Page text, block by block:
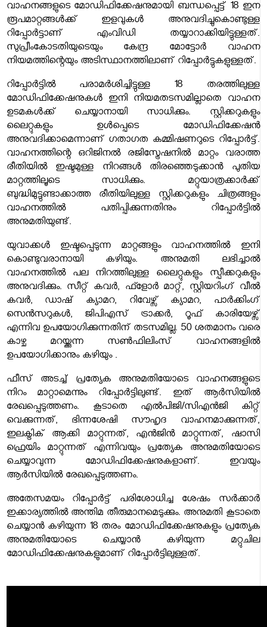
വാഹനങ്ങളുടെ മോഡിഫിക്കേഷനുമായി ബന്ധപ്പെട്ട് 18 ഇന
രൂപമാറ്റങ്ങൾക്ക് ഇളവുകൾ അനുവദിച്ചുകൊണ്ടുള്ള
റിപ്പോർട്ടാണ് എംവിഡി തയ്യാറാക്കിയിട്ടുള്ളത്.
സുപ്രീംകോടതിയുടെയും കേന്ദ്ര മോട്ടോർ വാഹന
നിയമത്തിന്റെയും അടിസ്ഥാനത്തിലാണ് റിപ്പോർട്ടുകളുള്ളത്.
റിപ്പോർട്ടിൽ പരാമർശിച്ചിട്ടുള്ള 18 തരത്തിലുള്ള
മോഡിഫിക്കേഷനുകൾ ഇനി നിയമതടസമില്ലാതെ വാഹന
ഉടമകൾക്ക് ചെയ്യാനായി സാധിക്കും. സ്റ്റിക്കറുകളും
ലൈറ്റുകളും ഉൾപ്പെടെ മോഡിഫിക്കേഷൻ
അനുവദിക്കാമെന്നാണ് ഗതാഗത കമ്മിഷണറുടെ റിപ്പോർട്ട്.
വാഹനത്തിന്റെ ഒറിജിനൽ രജിസ്ട്രേഷനിൽ മാറ്റം വരാത്ത
രീതിയിൽ ഇഷ്ടമുള്ള നിറങ്ങൾ തിരഞ്ഞെടുക്കാൻ പുതിയ
മാറ്റത്തിലൂടെ സാധിക്കും. മറ്റുയാത്രക്കാർക്ക്
ബുദ്ധിമുട്ടുണ്ടാക്കാത്ത രീതിയിലുള്ള സ്റ്റിക്കറുകളും ചിത്രങ്ങളും
വാഹനത്തിൽ പതിപ്പിക്കുന്നതിനും റിപ്പോർട്ടിൽ
അനുമതിയുണ്ട്.
യുവാക്കൾ ഇഷ്ടപ്പെടുന്ന മാറ്റങ്ങളും വാഹനത്തിൽ ഇനി
കൊണ്ടുവരാനായി കഴിയും. അനുമതി ലഭിച്ചാൽ
വാഹനത്തിൽ പല നിറത്തിലുള്ള ലൈറ്റുകളും സ്പീക്കറുകളും
അനുവദിക്കും. സീറ്റ് കവർ, ഫ്ളോർ മാറ്റ്, സ്റ്റിയറിംഗ് വീൽ
കവർ, ഡാഷ് ക്യാമറ, റിവേഴ്സ് ക്യാമറ, പാർക്കിംഗ്
സെൻസറുകൾ, ജിപിഎസ് ട്രാക്കർ, റൂഫ് കാരിയേഴ്സ്
എന്നിവ ഉപയോഗിക്കുന്നതിന് തടസമില്ല. 50 ശതമാനം വരെ
കാഴ്ച മറയ്ക്കുന്ന സൺഫിലിംസ് വാഹനങ്ങളിൽ
ഉപയോഗിക്കാനും കഴിയും .
ഫീസ് അടച്ച് പ്രത്യേക അനുമതിയോടെ വാഹനങ്ങളുടെ
നിറം മാറ്റാമെന്നും റിപ്പോർട്ടിലുണ്ട്. ഇത് ആർസിയിൽ
രേഖപ്പെടുത്തണം. കൂടാതെ എൽപിജി/സിഎൻജി കിറ്റ്
വെക്കുന്നത്, ഭിന്നശേഷി സൗഹൃദ വാഹനമാക്കുന്നത്,
ഇലക്ട്രിക് ആക്കി മാറ്റുന്നത്, എൻജിൻ മാറ്റുന്നത്, ഷാസി
ഫ്രെയിം മാറ്റുന്നത് എന്നിവയും പ്രത്യേക അനുമതിയോടെ
ചെയ്യാവുന്ന മോഡിഫിക്കേഷനുകളാണ്. ഇവയും
ആർസിയിൽ രേഖപ്പെടുത്തണം.
അതേസമയം റിപ്പോർട്ട് പരിശോധിച്ച ശേഷം സർക്കാർ
ഇക്കാര്യത്തിൽ അന്തിമ തീരുമാനമെടുക്കും. അനുമതി കൂടാതെ
ചെയ്യാൻ കഴിയുന്ന 18 തരം മോഡിഫിക്കേഷനുകളും പ്രത്യേക
അനുമതിയോടെ ചെയ്യാൻ കഴിയുന്ന മറ്റുചില
മോഡിഫിക്കേഷനുകളുമാണ് റിപ്പോർട്ടിലുള്ളത്.